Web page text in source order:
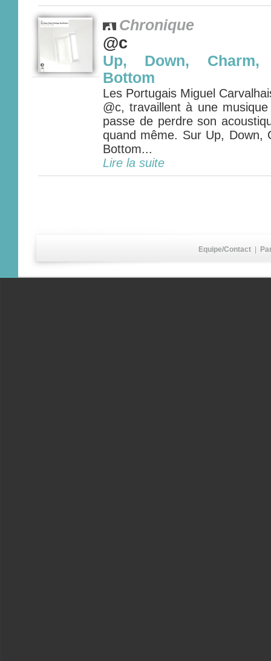
Chronique
@c
Up, Down, Charm,
Bottom
Les Portugais Miguel
@c, travaillent à une
passe de perdre son
quand même. Sur Up, Down,
Bottom...
Lire la suite
Equipe/Contact